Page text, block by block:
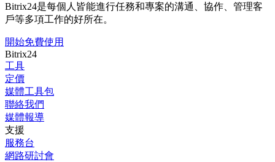
Bitrix24是每個人皆能進行任務和專案的溝通、協作、管理客
戶等多項工作的好所在。
開始免費使用
Bitrix24
工具
定價
媒體工具包
聯絡我們
媒體報導
支援
服務台
網路研討會